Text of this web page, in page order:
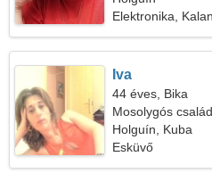
Elektronika,
Iva
44 éves, Bika
Mosolygós
Holguín, Kuba
Esküvő